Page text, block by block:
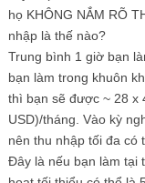
họ KHÔNG NẮM RÕ
nhập là thế nào?
Trung bình 1 giờ bạn
bạn làm trong khuôn
thì bạn sẽ được ~ 28 x
USD)/tháng. Vào kỳ
nên thu nhập tối đa có
Đây là nếu bạn làm tại